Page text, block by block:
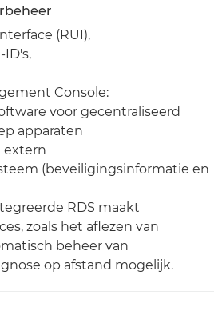
(RUI),
ID's,
Console:
voor gecentraliseerd
apparaten
extern
(beveiligingsinformatie en
RDS maakt
zoals het aflezen van
beheer van
op afstand mogelijk.